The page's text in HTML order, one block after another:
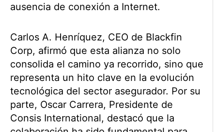
ausencia de conexión a Internet.
Carlos A. Henríquez, CEO de Blackfin
Corp, afirmó que esta alianza no solo
consolida el camino ya recorrido, sino que
representa un hito clave en la evolución
tecnológica del sector asegurador. Por su
parte, Oscar Carrera, Presidente de
Consis International, destacó que la